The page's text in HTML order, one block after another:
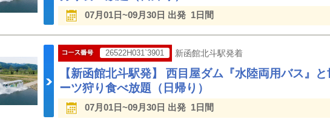
07月01日~09月30日 出発 1日間
26522H031`3901 新函館北斗駅発着
【新函館北斗駅発】 西目屋ダム『水陸両用バス』
ーツ狩り食べ放題（日帰り）
07月01日~09月30日 出発 1日間